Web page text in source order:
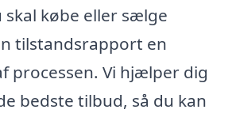
skal købe eller sælge
tilstandsrapport en
processen. Vi hjælper dig
bedste tilbud, så du kan